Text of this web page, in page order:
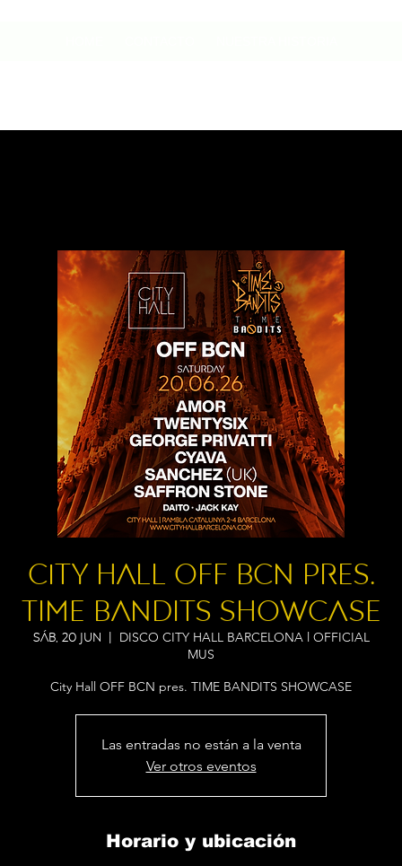
City Hall OFF BCN pres.
TIME BANDITS SHOWCASE
sáb, 20 jun
DISCO CITY HALL BARCELONA l OFFICIAL
MUS
City Hall OFF BCN pres. TIME BANDITS SHOWCASE
Las entradas no están a la venta
Ver otros eventos
Horario y ubicación